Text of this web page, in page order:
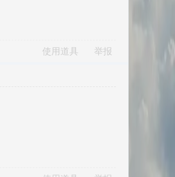
使用道具 举报